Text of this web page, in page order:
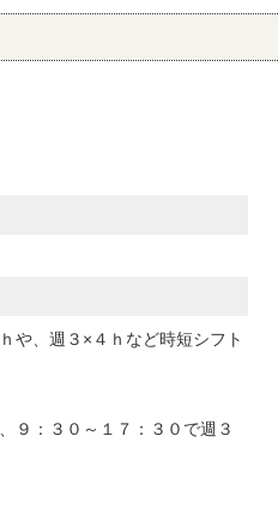
や、週３×４ｈなど時短シフト
９：３０～１７：３０で週３